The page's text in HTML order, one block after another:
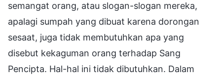
semangat orang, atau slogan-slogan mereka,
apalagi sumpah yang dibuat karena dorongan
sesaat, juga tidak membutuhkan apa yang
disebut kekaguman orang terhadap Sang
Pencipta. Hal-hal ini tidak dibutuhkan. Dalam